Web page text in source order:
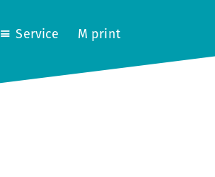
Service M print